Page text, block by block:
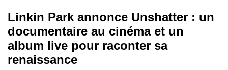
Linkin Park annonce Unshatter : un
documentaire au cinéma et un
album live pour raconter sa
renaissance